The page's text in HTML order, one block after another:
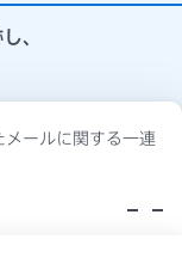
、
ールに関する一連